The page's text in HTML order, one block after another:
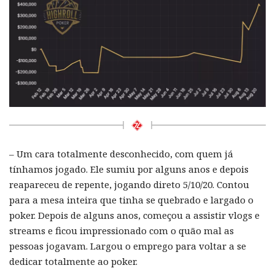
– Um cara totalmente desconhecido, com quem já
tínhamos jogado. Ele sumiu por alguns anos e depois
reapareceu de repente, jogando direto 5/10/20. Contou
para a mesa inteira que tinha se quebrado e largado o
poker. Depois de alguns anos, começou a assistir vlogs e
streams e ficou impressionado com o quão mal as
pessoas jogavam. Largou o emprego para voltar a se
dedicar totalmente ao poker.